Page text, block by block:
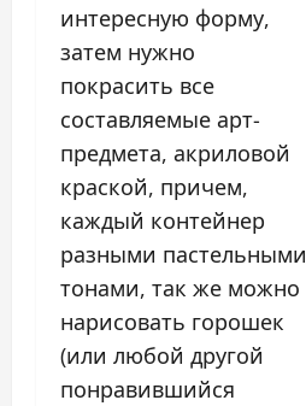
интересную форму,
затем нужно
покрасить все
составляемые арт-
предмета, акриловой
краской, причем,
каждый контейнер
разными пастельными
тонами, так же можно
нарисовать горошек
(или любой другой
понравившийся